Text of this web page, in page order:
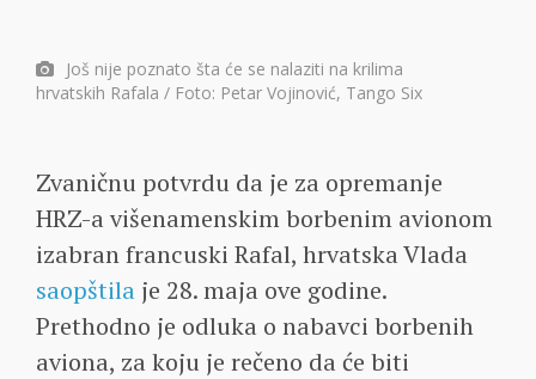
Još nije poznato šta će se nalaziti na krilima
hrvatskih Rafala / Foto: Petar Vojinović, Tango Six
Zvaničnu potvrdu da je za opremanje
HRZ-a višenamenskim borbenim avionom
izabran francuski Rafal, hrvatska Vlada
saopštila je 28. maja ove godine.
Prethodno je odluka o nabavci borbenih
aviona, za koju je rečeno da će biti